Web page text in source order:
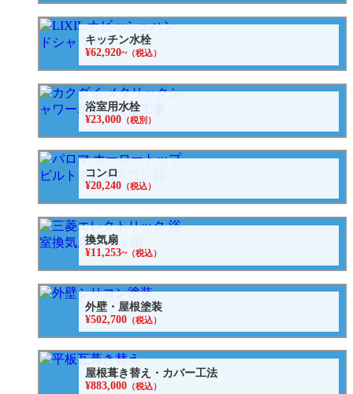
キッチン水栓
¥62,920~（税込）
浴室用水栓
¥23,000 （税別）
コンロ
¥20,240 （税込）
換気扇
¥11,253~（税込）
外壁・屋根塗装
¥502,700 （税込）
屋根葺き替え・カバー工法
¥883,000 （税込）